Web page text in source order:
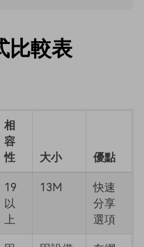
比較表
相
容
性
大小 優點
19
以
上
13M
快速
分享
選項